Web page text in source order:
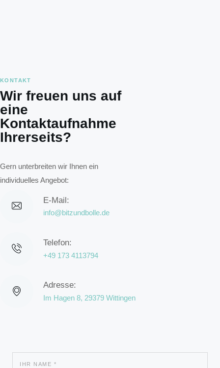
KONTAKT
Wir freuen uns auf
eine
Kontaktaufnahme
Ihrerseits?
Gern unterbreiten wir Ihnen ein
individuelles Angebot:
E-Mail:
info@bitzundbolle.de
Telefon:
+49 173 4113794
Adresse:
Im Hagen 8, 29379 Wittingen